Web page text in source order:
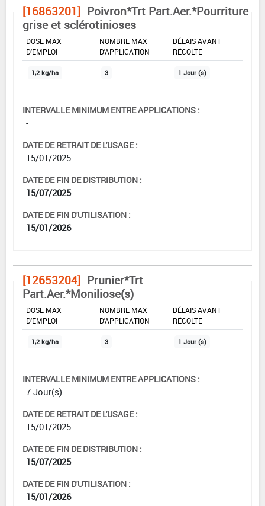
[16863201] Poivron*Trt Part.Aer.*Pourriture
grise et sclérotinioses
DOSE MAX
D'EMPLOI
NOMBRE MAX
D'APPLICATION
DÉLAIS AVANT
RÉCOLTE
1,2 kg/ha 3 1 Jour (s)
INTERVALLE MINIMUM ENTRE APPLICATIONS :
-
DATE DE RETRAIT DE L'USAGE :
15/01/2025
DATE DE FIN DE DISTRIBUTION :
15/07/2025
DATE DE FIN D'UTILISATION :
15/01/2026
[12653204] Prunier*Trt
Part.Aer.*Moniliose(s)
DOSE MAX
D'EMPLOI
NOMBRE MAX
D'APPLICATION
DÉLAIS AVANT
RÉCOLTE
1,2 kg/ha 3 1 Jour (s)
INTERVALLE MINIMUM ENTRE APPLICATIONS :
7 Jour(s)
DATE DE RETRAIT DE L'USAGE :
15/01/2025
DATE DE FIN DE DISTRIBUTION :
15/07/2025
DATE DE FIN D'UTILISATION :
15/01/2026